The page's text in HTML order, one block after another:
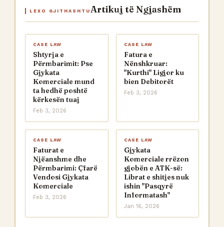
LEXO GJITHASHTU Artikuj të Ngjashëm
CASE LAW
Shtyrja e
Përmbarimit: Pse
Gjykata
Komerciale mund
ta hedhë poshtë
kërkesën tuaj
Feb 3, 2026
CASE LAW
Fatura e
Nënshkruar:
"Kurthi" Ligjor ku
bien Debitorët
Feb 3, 2026
CASE LAW
Faturat e
Njëanshme dhe
Përmbarimi: Çfarë
Vendosi Gjykata
Komerciale
Feb 3, 2026
CASE LAW
Gjykata
Komerciale rrëzon
gjobën e ATK-së:
Librat e shitjes nuk
ishin "Pasqyrë
Informatash"
Jan 16, 2026